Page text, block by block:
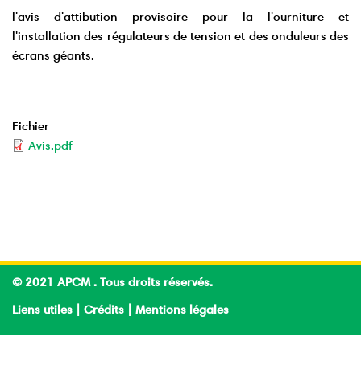
l'avis d'attibution provisoire pour la l'ourniture et
l'installation des régulateurs de tension et des onduleurs des
écrans géants.
Fichier
Avis.pdf
© 2021 APCM . Tous droits réservés.
Liens utiles | Crédits | Mentions légales